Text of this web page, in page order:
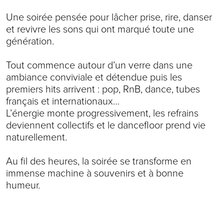
Une soirée pensée pour lâcher prise, rire, danser
et revivre les sons qui ont marqué toute une
génération.
Tout commence autour d’un verre dans une
ambiance conviviale et détendue puis les
premiers hits arrivent : pop, RnB, dance, tubes
français et internationaux…
L’énergie monte progressivement, les refrains
deviennent collectifs et le dancefloor prend vie
naturellement.
Au fil des heures, la soirée se transforme en
immense machine à souvenirs et à bonne
humeur.